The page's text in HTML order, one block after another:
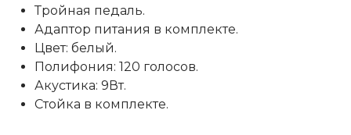
Тройная педаль.
Адаптор питания в комплекте.
Цвет: белый.
Полифония: 120 голосов.
Акустика: 9Вт.
Стойка в комплекте.